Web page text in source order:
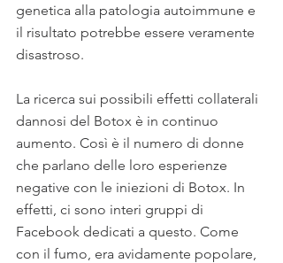
genetica alla patologia autoimmune e
il risultato potrebbe essere veramente
disastroso.
La ricerca sui possibili effetti collaterali
dannosi del Botox è in continuo
aumento. Così è il numero di donne
che parlano delle loro esperienze
negative con le iniezioni di Botox. In
effetti, ci sono interi gruppi di
Facebook dedicati a questo. Come
con il fumo, era avidamente popolare,